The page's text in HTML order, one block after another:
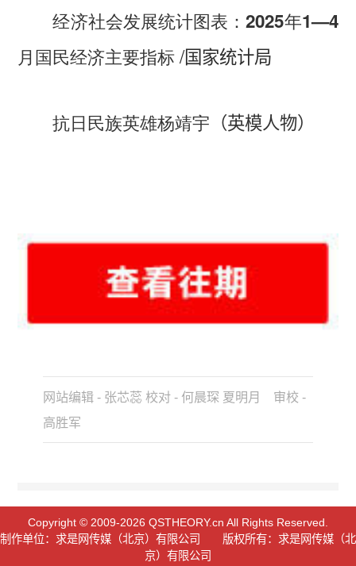
经济社会发展统计图表：2025年1—4
月国民经济主要指标/国家统计局
抗日民族英雄杨靖宇 （英模人物）
网站编辑 - 张芯蕊 校对 - 何晨琛 夏明月 审校 -
高胜军
Copyright © 2009-2026 QSTHEORY.cn All Rights Reserved.
制作单位：求是网传媒（北京）有限公司 版权所有：求是网传媒（北
京）有限公司